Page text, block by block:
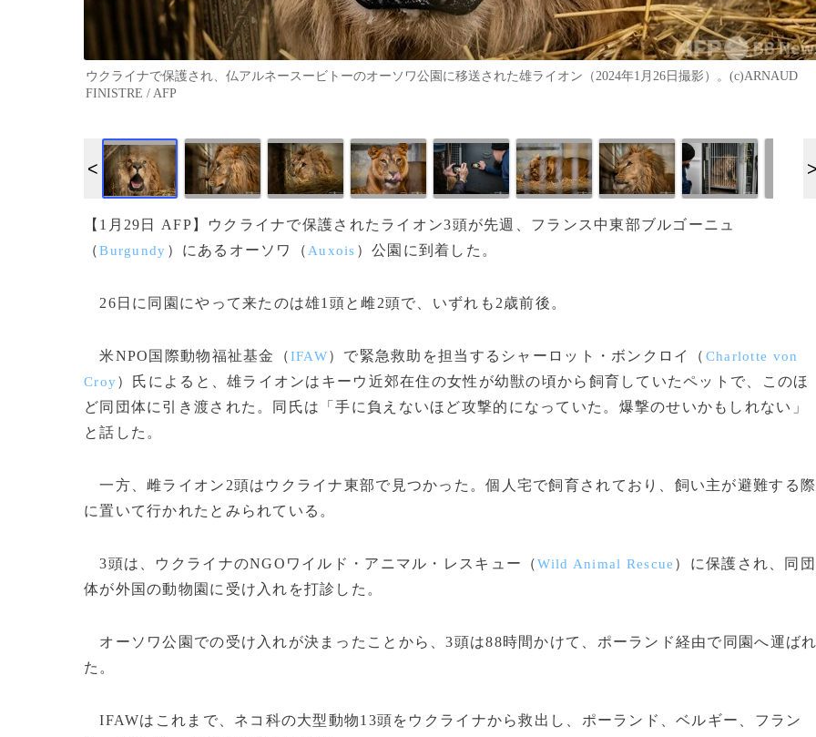
ウクライナで保護され、仏アルネースービトーのオーソワ公園に移送された雄ライオン（2024年1月26日撮影）。(c)ARNAUD
FINISTRE / AFP
【1月29日 AFP】ウクライナで保護されたライオン3頭が先週、フランス中東部ブルゴーニュ
（Burgundy ）にあるオーソワ（ Auxois ）公園に到着した。
26日に同園にやって来たのは雄1頭と雌2頭で、いずれも2歳前後。
米NPO国際動物福祉基金（IFAW）で緊急救助を担当するシャーロット・ボンクロイ（ Charlotte von
Croy）氏によると、雄ライオンはキーウ近郊在住の女性が幼獣の頃から飼育していたペットで、このほ
ど同団体に引き渡された。同氏は「手に負えないほど攻撃的になっていた。爆撃のせいかもしれない」
と話した。
一方、雌ライオン2頭はウクライナ東部で見つかった。個人宅で飼育されており、飼い主が避難する際
に置いて行かれたとみられている。
3頭は、ウクライナのNGOワイルド・アニマル・レスキュー（Wild Animal Rescue ）に保護され、同団
体が外国の動物園に受け入れを打診した。
オーソワ公園での受け入れが決まったことから、3頭は88時間かけて、ポーランド経由で同園へ運ば
た。
IFAWはこれまで、ネコ科の大型動物13頭をウクライナから救出し、ポーランド、ベルギー、フラン